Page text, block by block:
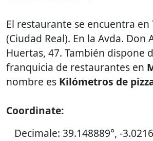
El restaurante se encuentra en
(Ciudad Real). En la Avda. Don
Huertas, 47. También dispone
franquicia de restaurantes en
nombre es Kilómetros de
Coordinate:
Decimale: 39.148889°, -